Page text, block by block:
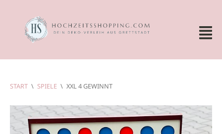
START \ SPIELE \ XXL 4 GEWINNT